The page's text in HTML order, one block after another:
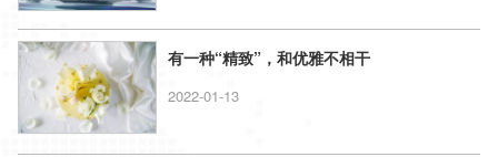
有一种“精致”，和优雅不相干
2022-01-13